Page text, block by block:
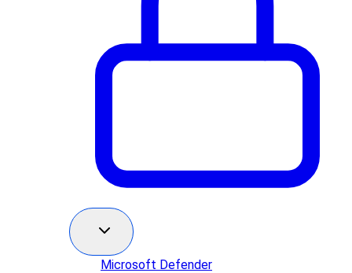
Microsoft Defender